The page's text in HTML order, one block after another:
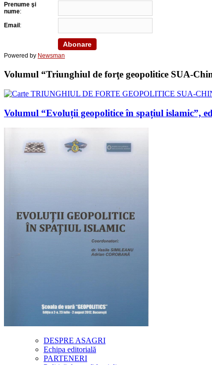
Prenume şi
nume:
Email:
Powered by Newsman
Volumul “Triunghiul de forţe geopolitice SUA-
Volumul “Evoluții geopolitice în spațiul islamic”,
DESPRE ASAGRI
Echipa editorială
PARTENERI